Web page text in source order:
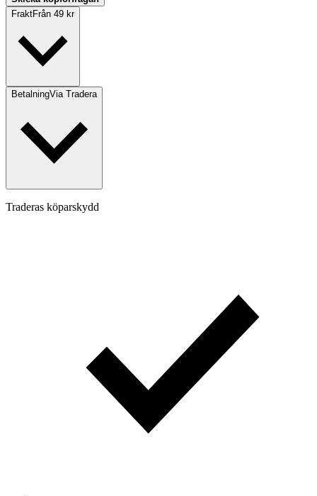
FraktFrån 49 kr
BetalningVia Tradera
Traderas köparskydd